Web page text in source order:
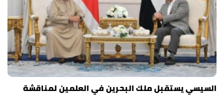
السيسي يستقبل ملك البحرين في العلمين لمناقشة